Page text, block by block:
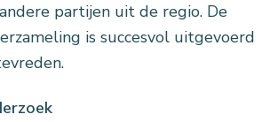
partijen uit de regio. De
is succesvol uitgevoerd